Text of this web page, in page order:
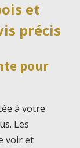
et
précis
pour
à votre
Les
voir et